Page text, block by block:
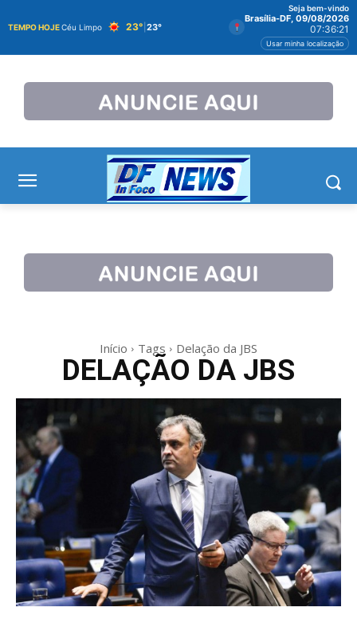
TEMPO HOJECéu Limpo 23° 23°
Seja bem-vindo
Brasília-DF, 09/08/2026
07:36:21
Usar minha localização
Início Tags Delação da JBS
DELAÇÃO DA JBS